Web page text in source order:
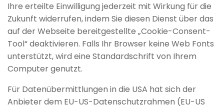
Ihre erteilte Einwilligung jederzeit mit Wirkung für die
Zukunft widerrufen, indem Sie diesen Dienst über das
auf der Webseite bereitgestellte „Cookie-Consent-
Tool“ deaktivieren. Falls Ihr Browser keine Web Fonts
unterstützt, wird eine Standardschrift von Ihrem
Computer genutzt.
Für Datenübermittlungen in die USA hat sich der
Anbieter dem EU-US-Datenschutzrahmen (EU-US